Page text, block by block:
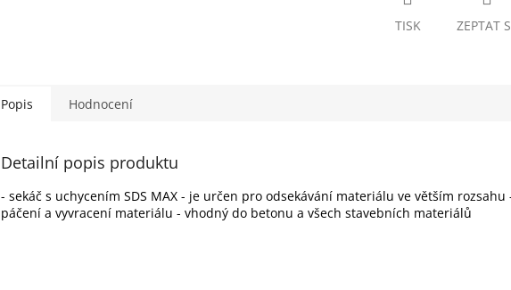
TISK ZEPTAT
Popis Hodnocení
Detailní popis produktu
- sekáč s uchycením SDS MAX - je určen pro odsekávání materiálu ve větším
páčení a vyvracení materiálu - vhodný do betonu a všech stavebních materiálů